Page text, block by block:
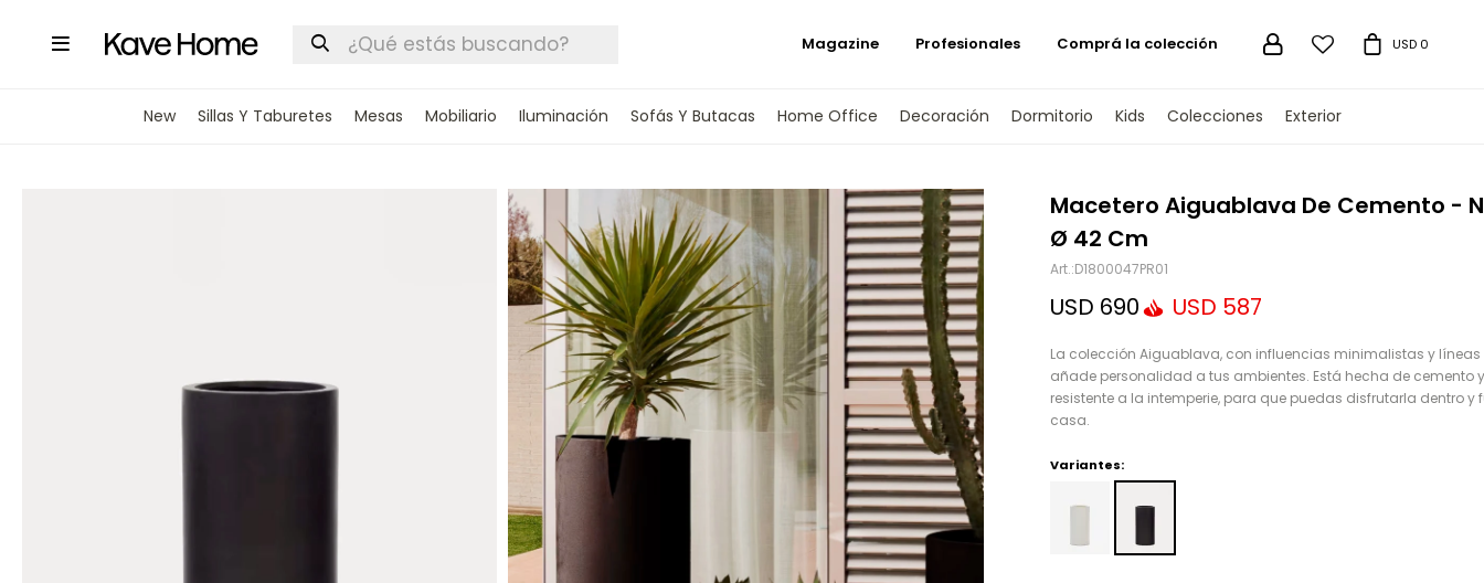

New Sillas Y Taburetes Mesas Mobiliario Iluminación Sofás Y Butacas Home Office Decoración Dormitorio Kids Colecciones Exterior
 USD 0
Magazine Profesionales Comprá la colección
Macetero Aiguablava De Cemento -
Ø 42 Cm
D1800047PR01
USD 690 USD 587
La colección Aiguablava, con influencias minimalistas y líneas
añade personalidad a tus ambientes. Está hecha de cemento
resistente a la intemperie, para que puedas disfrutarla dentro y
casa.
Variantes: